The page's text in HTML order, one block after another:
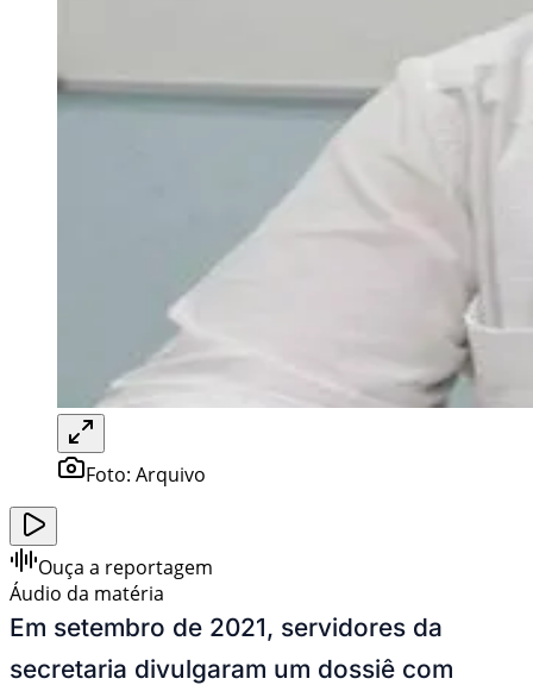
Foto: Arquivo
Ouça a reportagem
Áudio da matéria
Em setembro de 2021, servidores da
secretaria divulgaram um dossiê com